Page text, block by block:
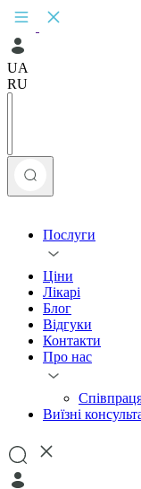
UA
RU
Послуги
Ціни
Лікарі
Блог
Відгуки
Контакти
Про нас
Виїзні